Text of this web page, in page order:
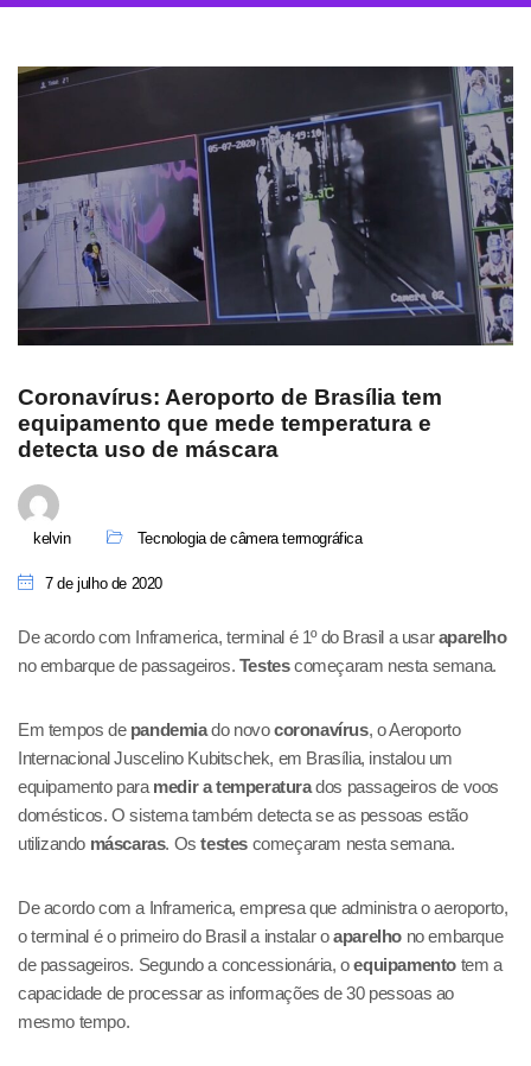
Coronavírus: Aeroporto de Brasília tem
equipamento que mede temperatura e
detecta uso de máscara
kelvin Tecnologia de câmera termográfica
7 de julho de 2020
De acordo com Inframerica, terminal é 1º do Brasil a usaraparelho
no embarque de passageiros. Testescomeçaram nesta semana.
Em tempos de pandemiado novocoronavírus, o Aeroporto
Internacional Juscelino Kubitschek, em Brasília, instalou um
equipamento para medir a temperaturados passageiros de voos
domésticos. O sistema também detecta se as pessoas estão
utilizando máscaras. Ostestes começaram nesta semana.
De acordo com a Inframerica, empresa que administra o aeroporto,
o terminal é o primeiro do Brasil a instalar oaparelho no embarque
de passageiros. Segundo a concessionária, oequipamento tem a
capacidade de processar as informações de 30 pessoas ao
mesmo tempo.